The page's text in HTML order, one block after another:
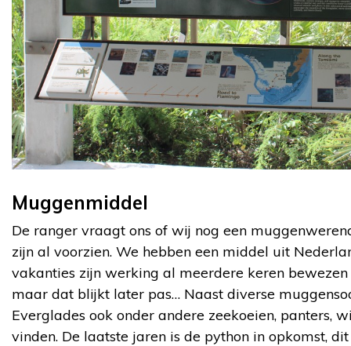
Muggenmiddel
De ranger vraagt ons of wij nog een
zijn al voorzien. We hebben een middel uit
vakanties zijn werking al meerdere keren
maar dat blijkt later pas… Naast diverse
Everglades ook onder andere zeekoeien, panters,
vinden. De laatste jaren is de python in opkomst,